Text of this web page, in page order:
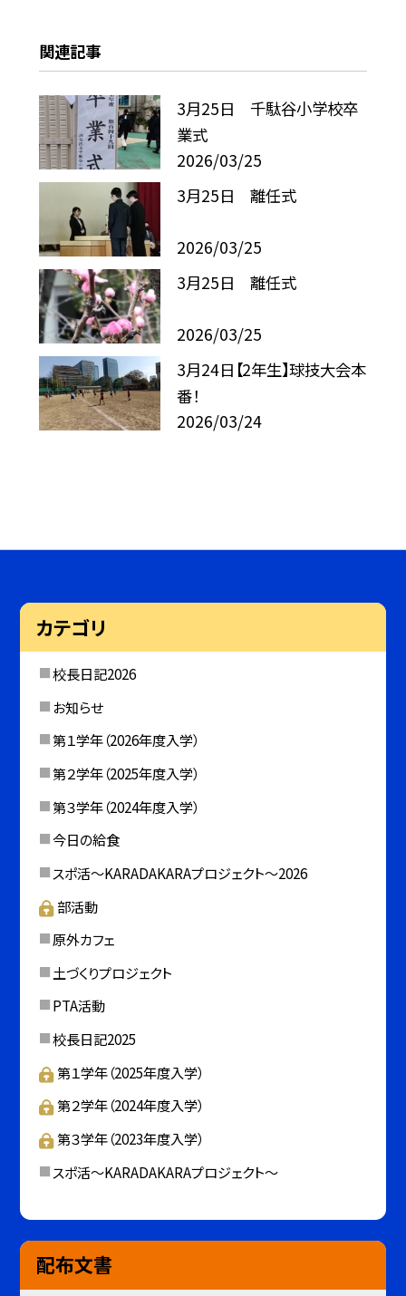
関連記事
3月25日 千駄谷小学校卒
業式
2026/03/25
3月25日 離任式
2026/03/25
3月25日 離任式
2026/03/25
3月24日【2年生】球技大会本
番！
2026/03/24
カテゴリ
校長日記2026
お知らせ
第１学年（2026年度入学）
第２学年（2025年度入学）
第３学年（2024年度入学）
今日の給食
スポ活～KARADAKARAプロジェクト～2026
部活動
原外カフェ
土づくりプロジェクト
PTA活動
校長日記2025
第１学年（2025年度入学）
第２学年（2024年度入学）
第３学年（2023年度入学）
スポ活～KARADAKARAプロジェクト～
配布文書